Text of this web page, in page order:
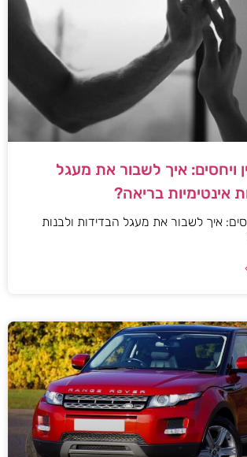
ויחסים: איך לשבור את מעגל
אינטימיות בריאה?
איך לשבור את מעגל הבדידות ולבנות